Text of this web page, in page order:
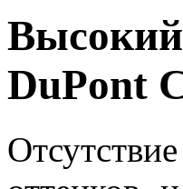
Высокий
DuPont